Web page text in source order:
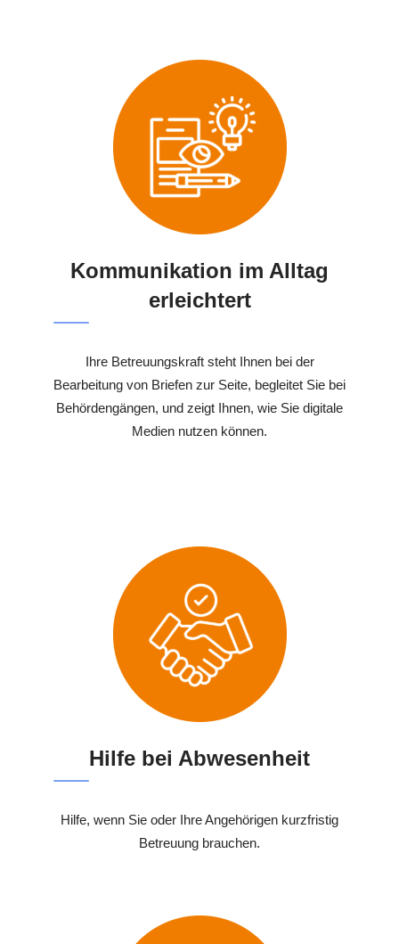
Kommunikation im Alltag
erleichtert
Ihre Betreuungskraft steht Ihnen bei der
Bearbeitung von Briefen zur Seite, begleitet Sie bei
Behördengängen, und zeigt Ihnen, wie Sie digitale
Medien nutzen können.
Hilfe bei Abwesenheit
Hilfe, wenn Sie oder Ihre Angehörigen kurzfristig
Betreuung brauchen.